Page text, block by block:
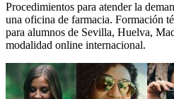
Procedimientos para atender la
una oficina de farmacia. Formación
para alumnos de Sevilla, Huelva,
modalidad online internacional.